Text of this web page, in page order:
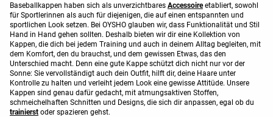
Baseballkappen haben sich als unverzichtbares Accessoireetabliert, sowohl
für Sportlerinnen als auch für diejenigen, die auf einen entspannten und
sportlichen Look setzen. Bei OYSHO glauben wir, dass Funktionalität und Stil
Hand in Hand gehen sollten. Deshalb bieten wir dir eine Kollektion von
Kappen, die dich bei jedem Training und auch in deinem Alltag begleiten, mit
dem Komfort, den du brauchst, und dem gewissen Etwas, das den
Unterschied macht. Denn eine gute Kappe schützt dich nicht nur vor der
Sonne: Sie vervollständigt auch dein Outfit, hilft dir, deine Haare unter
Kontrolle zu halten und verleiht jedem Look eine gewisse Attitüde. Unsere
Kappen sind genau dafür gedacht, mit atmungsaktiven Stoffen,
schmeichelhaften Schnitten und Designs, die sich dir anpassen, egal ob du
trainierst oder spazieren gehst.